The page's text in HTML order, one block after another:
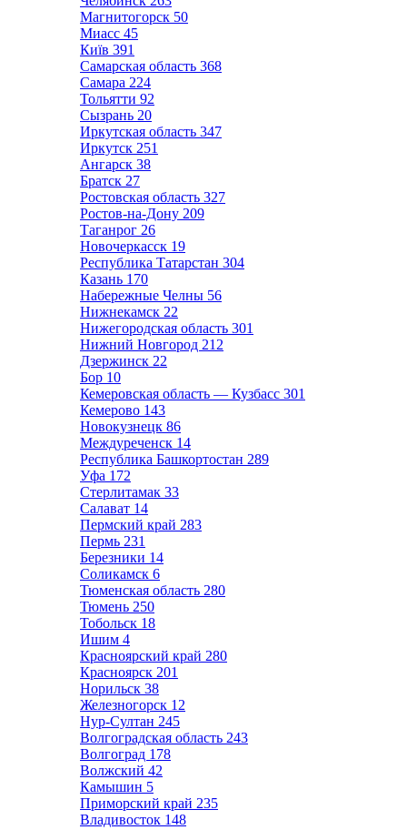
Магнитогорск 50
Миасс 45
Київ 391
Самарская область 368
Самара 224
Тольятти 92
Сызрань 20
Иркутская область 347
Иркутск 251
Ангарск 38
Братск 27
Ростовская область 327
Ростов-на-Дону 209
Таганрог 26
Новочеркасск 19
Республика Татарстан 304
Казань 170
Набережные Челны 56
Нижнекамск 22
Нижегородская область 301
Нижний Новгород 212
Дзержинск 22
Бор 10
Кемеровская область — Кузбасс 301
Кемерово 143
Новокузнецк 86
Междуреченск 14
Республика Башкортостан 289
Уфа 172
Стерлитамак 33
Салават 14
Пермский край 283
Пермь 231
Березники 14
Соликамск 6
Тюменская область 280
Тюмень 250
Тобольск 18
Ишим 4
Красноярский край 280
Красноярск 201
Норильск 38
Железногорск 12
Нур-Султан 245
Волгоградская область 243
Волгоград 178
Волжский 42
Камышин 5
Приморский край 235
Владивосток 148